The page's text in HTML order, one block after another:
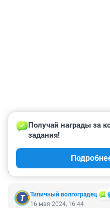
КОММЕНТАРИИ 2
Типичный волгоградец
Получай награды за
задания!
16 мая 2024, 16:44